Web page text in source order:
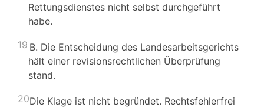
Rettungsdienstes nicht selbst durchgeführt
habe.
19 B. Die Entscheidung des Landesarbeitsgerichts
hält einer revisionsrechtlichen Überprüfung
stand.
20Die Klage ist nicht begründet. Rechtsfehlerfrei